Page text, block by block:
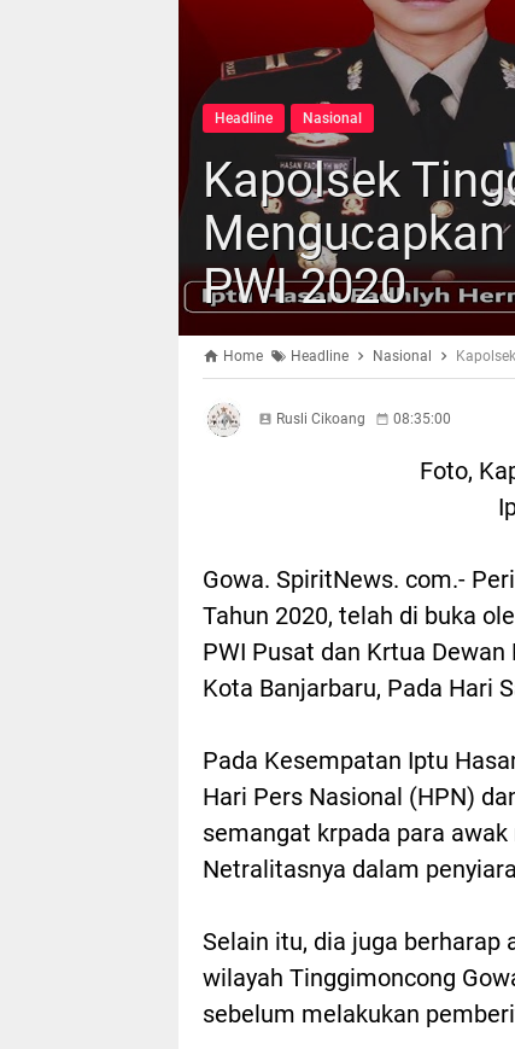
Headline Nasional
Kapolsek
PWI 2020
Home Headline Nasional
Rusli Cikoang 08:35:00
Foto,
Gowa. SpiritNews. com.-
Tahun 2020, telah di buka
PWI Pusat dan Krtua
Kota Banjarbaru, Pada Hari
Pada Kesempatan Iptu
Hari Pers Nasional (HPN)
semangat krpada para
Netralitasnya dalam
Selain itu, dia juga berharap
wilayah Tinggimoncong
sebelum melakukan